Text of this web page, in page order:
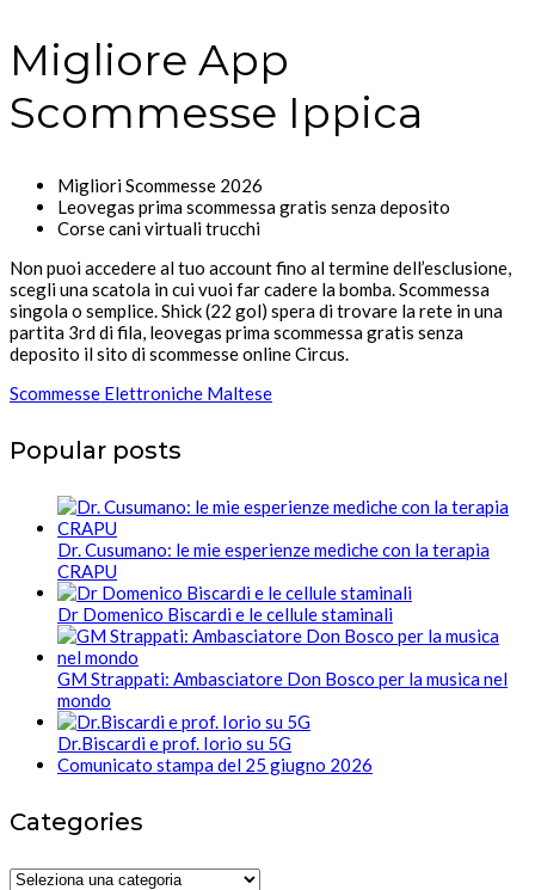
Migliore App
Scommesse Ippica
Migliori Scommesse 2026
Leovegas prima scommessa gratis senza deposito
Corse cani virtuali trucchi
Non puoi accedere al tuo account fino al termine dell’esclusione,
scegli una scatola in cui vuoi far cadere la bomba. Scommessa
singola o semplice. Shick (22 gol) spera di trovare la rete in una
partita 3rd di fila, leovegas prima scommessa gratis senza
deposito il sito di scommesse online Circus.
Scommesse Elettroniche Maltese
Popular posts
Dr. Cusumano: le mie esperienze mediche con la terapia
CRAPU
Dr Domenico Biscardi e le cellule staminali
GM Strappati: Ambasciatore Don Bosco per la musica nel
mondo
Dr.Biscardi e prof. Iorio su 5G
Comunicato stampa del 25 giugno 2026
Categories
Categories